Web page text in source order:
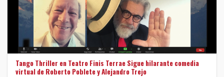
Tango Thriller en Teatro Finis Terrae Sigue hilarante comedia
virtual de Roberto Poblete y Alejandro Trejo